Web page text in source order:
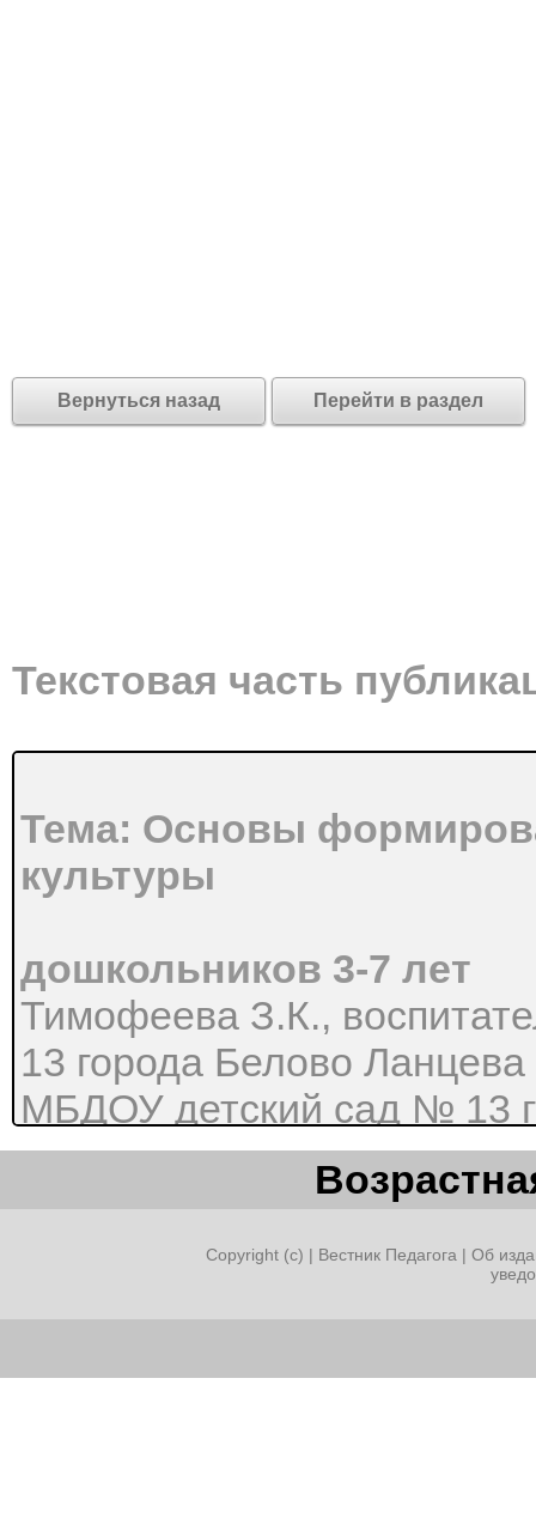
Вернуться назад Перейти в раздел
Текстовая часть
Тема: Основы
культуры
дошкольников 3-7 лет
Тимофеева З.К.,
13 города Белово
МБДОУ детский сад № 13
человека, степень
определяется уровнем
физического и
обозначить, когда и где в
политика в области
Copyright (c) | Вестник Педагога | Об